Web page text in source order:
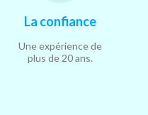
La confiance
Une expérience de
plus de 20 ans.